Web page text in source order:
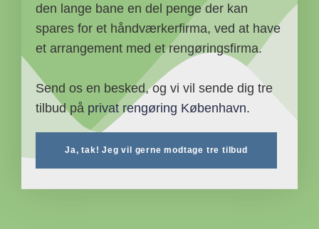
den lange bane en del penge der kan
spares for et håndværkerfirma, ved at have
et arrangement med et rengøringsfirma.
Send os en besked, og vi vil sende dig tre
tilbud på privat rengøring København.
Ja, tak! Jeg vil gerne modtage tre tilbud